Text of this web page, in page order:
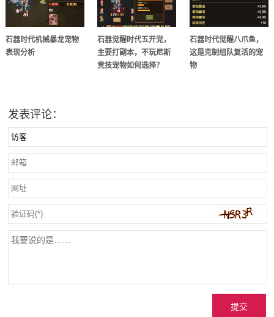
石器时代机械暴龙宠物
表现分析
石器觉醒时代五开党，
主要打副本，不玩尼斯
竞技宠物如何选择？
石器时代觉醒八爪鱼，
这是克制组队复活的宠
物
发表评论：